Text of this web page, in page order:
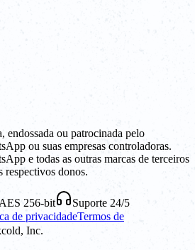
endossada ou patrocinada pelo
ou suas empresas controladoras.
e todas as outras marcas de terceiros
respectivos donos.
256-bit Suporte 24/5
de privacidadeTermos de
Inc.